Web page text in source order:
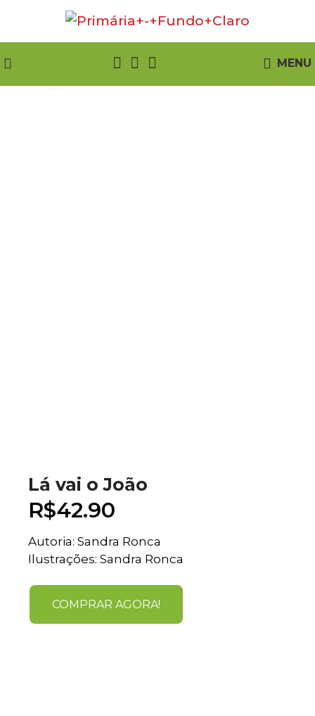
MENU
Lá vai o João
R$42.90
Autoria: Sandra Ronca
Ilustrações: Sandra Ronca
COMPRAR AGORA!